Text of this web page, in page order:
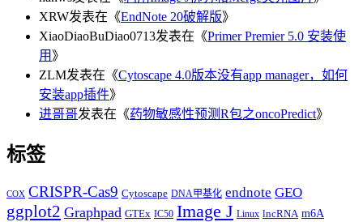
XRW发表在《EndNote 20破解版》
XiaoDiaoBuDiao0713发表在《Primer Premier 5.0 安装使
用 》
ZLM发表在《Cytoscape 4.0版本没有app manager，如何
安装app插件》
进哥哥发表在《药物敏感性预测R包之oncoPredict》
标签
COX CRISPR-Cas9 Cytoscape DNA甲基化 endnote GEO
ggplot2 Graphpad GTEx IC50 Image J Linux lncRNA m6A